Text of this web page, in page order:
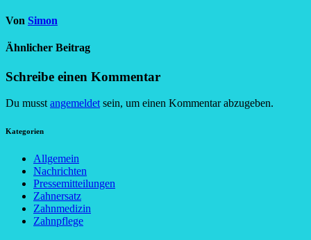
Von Simon
Ähnlicher Beitrag
Schreibe einen Kommentar
Du musstangemeldetsein, um einen Kommentar abzugeben.
Kategorien
Allgemein
Nachrichten
Pressemitteilungen
Zahnersatz
Zahnmedizin
Zahnpflege